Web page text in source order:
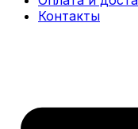
Контакты